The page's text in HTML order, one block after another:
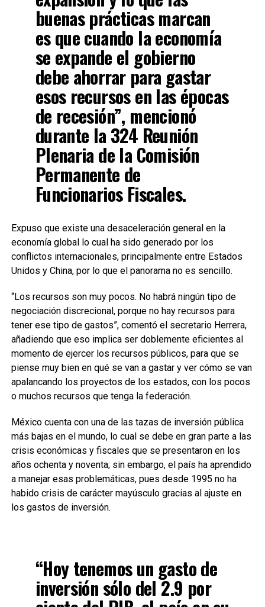
buenas prácticas marcan
es que cuando la economía
se expande el gobierno
debe ahorrar para gastar
esos recursos en las épocas
de recesión”, mencionó
durante la 324 Reunión
Plenaria de la Comisión
Permanente de
Funcionarios Fiscales.
Expuso que existe una desaceleración general en la
economía global lo cual ha sido generado por los
conflictos internacionales, principalmente entre Estados
Unidos y China, por lo que el panorama no es sencillo.
“Los recursos son muy pocos. No habrá ningún tipo de
negociación discrecional, porque no hay recursos para
tener ese tipo de gastos”, comentó el secretario Herrera,
añadiendo que eso implica ser doblemente eficientes al
momento de ejercer los recursos públicos, para que se
piense muy bien en qué se van a gastar y ver cómo se van
apalancando los proyectos de los estados, con los pocos
o muchos recursos que tenga la federación.
México cuenta con una de las tazas de inversión pública
más bajas en el mundo, lo cual se debe en gran parte a las
crisis económicas y fiscales que se presentaron en los
años ochenta y noventa; sin embargo, el país ha aprendido
a manejar esas problemáticas, pues desde 1995 no ha
habido crisis de carácter mayúsculo gracias al ajuste en
los gastos de inversión.
“Hoy tenemos un gasto de
inversión sólo del 2.9 por